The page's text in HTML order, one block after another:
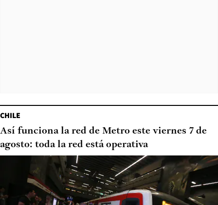
CHILE
Así funciona la red de Metro este viernes 7 de
agosto: toda la red está operativa